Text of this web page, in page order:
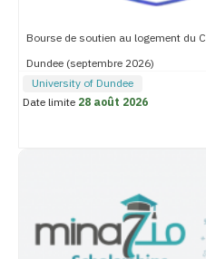
Bourse de soutien au logement du
Dundee (septembre 2026)
University of Dundee
Date limite 28 août 2026